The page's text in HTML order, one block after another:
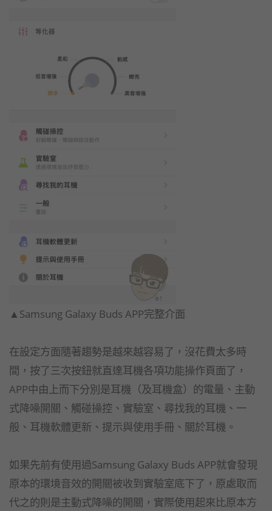
▲Samsung Galaxy Buds APP完整介面
在設定方面隨著趨勢是越來越容易了，沒花費太多時
間，按了三次按鈕就直達耳機各項功能操作頁面了，
APP中由上而下分別是耳機（及耳機盒）的電量、主動
式降噪開關、觸碰操控、實驗室、尋找我的耳機、一
般、耳機軟體更新、提示與使用手冊、關於耳機。
如果先前有使用過Samsung Galaxy Buds APP就會發現
原本的環境音效的開關被收到實驗室底下了，原處取而
代之的則是主動式降噪的開關，實際使用起來比原本方